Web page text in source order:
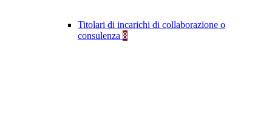
Titolari di incarichi di collaborazione o
consulenza 8